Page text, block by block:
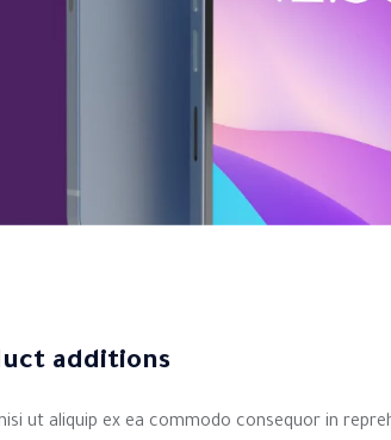
additions
ut aliquip ex ea commodo consequor in